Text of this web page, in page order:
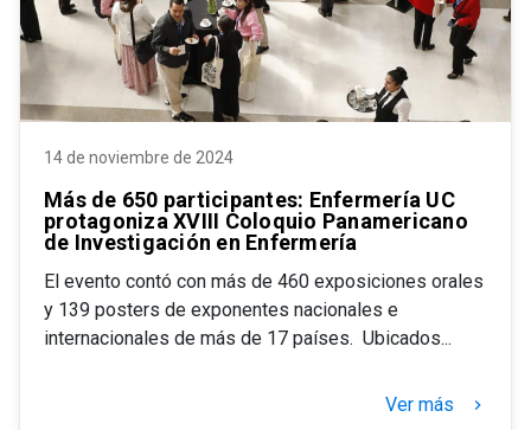
14 de noviembre de 2024
Más de 650 participantes: Enfermería UC
protagoniza XVIII Coloquio Panamericano
de Investigación en Enfermería
El evento contó con más de 460 exposiciones orales
y 139 posters de exponentes nacionales e
internacionales de más de 17 países. Ubicados...
Ver más keyboard_arrow_right